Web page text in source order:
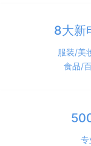
8大新
服装/美
食品/
专